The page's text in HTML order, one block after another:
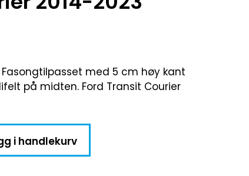
med 5 cm høy kant
på midten. Ford Transit Courier
i handlekurv